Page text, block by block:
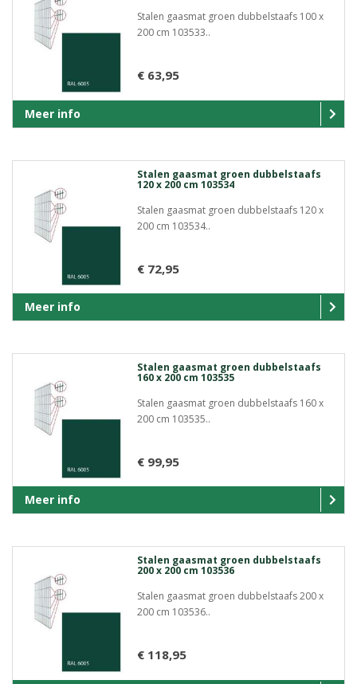
Stalen gaasmat groen dubbelstaafs 100 x
200 cm 103533..
€ 63,95
Meer info
Stalen gaasmat groen dubbelstaafs
120 x 200 cm 103534
Stalen gaasmat groen dubbelstaafs 120 x
200 cm 103534..
€ 72,95
Meer info
Stalen gaasmat groen dubbelstaafs
160 x 200 cm 103535
Stalen gaasmat groen dubbelstaafs 160 x
200 cm 103535..
€ 99,95
Meer info
Stalen gaasmat groen dubbelstaafs
200 x 200 cm 103536
Stalen gaasmat groen dubbelstaafs 200 x
200 cm 103536..
€ 118,95